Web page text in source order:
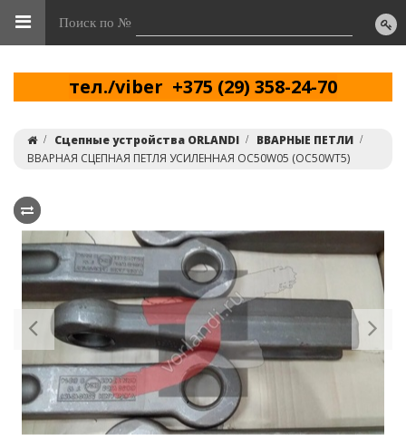
Поиск по №
тел./viber +375 (29) 358-24-70
Сцепные устройства ORLANDI
ВВАРНЫЕ ПЕТЛИ
ВВАРНАЯ СЦЕПНАЯ ПЕТЛЯ УСИЛЕННАЯ OC50W05 (OC50WT5)
Previous